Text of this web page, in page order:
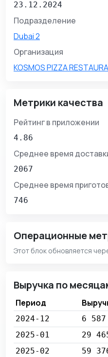
23.12.2024
Подразделение
Dubai 2
Организация
KOSMOS PIZZA
Метрики качества
Рейтинг в приложении
4.86
Среднее время
2067
Среднее время
746
Операционные
Этот блок обновляется
Выручка по
Период
2024-12 6 587
2025-01
29
2025-02
59